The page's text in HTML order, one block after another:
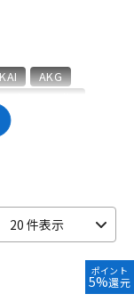
フェクター
コーディング機器
AKG
Design
Conisis
CUSTOM TRY
20 件表示
ポイント
5%還元